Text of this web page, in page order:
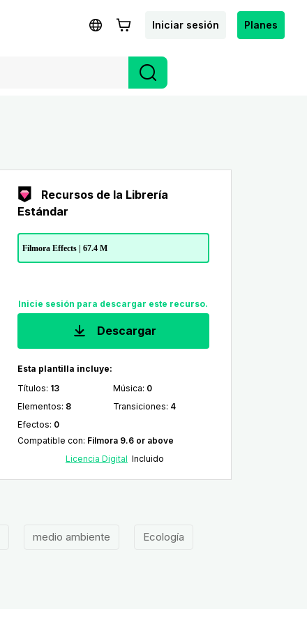
Iniciar sesión Planes
Recursos de la Librería
Estándar
Filmora Effects | 67.4 M
Inicie sesión para descargar este recurso.
Descargar
Esta plantilla incluye:
Títulos: 13 Música: 0
Elementos: 8 Transiciones: 4
Efectos: 0
Compatible con: Filmora 9.6 or above
Licencia Digital Incluido
medio ambiente Ecología